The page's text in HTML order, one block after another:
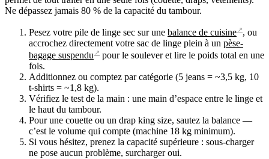
Ne dépassez jamais 80 % de la capacité du tambour.
Pesez votre pile de linge sec sur une balance de cuisine ↗, ou
accrochez directement votre sac de linge plein à un pèse-
bagage suspendu ↗ pour le soulever et lire le poids total en une
fois.
Additionnez ou comptez par catégorie (5 jeans = ~3,5 kg, 10
t-shirts = ~1,8 kg).
Vérifiez le test de la main : une main d’espace entre le linge et
le haut du tambour.
Pour une couette ou un drap king size, sautez la balance —
c’est le volume qui compte (machine 18 kg minimum).
Si vous hésitez, prenez la capacité supérieure : sous-charger
ne pose aucun problème, surcharger oui.